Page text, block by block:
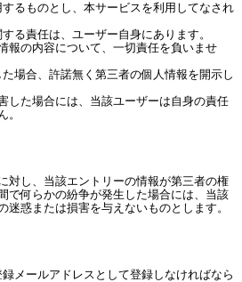
るものとし、本サービスを利用してなされ
責任は、ユーザー自身にあります。
の内容について、一切責任を負いませ
場合、許諾無く第三者の個人情報を開示し
た場合には、当該ユーザーは自身の責任
対し、当該エントリーの情報が第三者の権
で何らかの紛争が発生した場合には、当該
惑または損害を与えないものとします。
メールアドレスとして登録しなければなら